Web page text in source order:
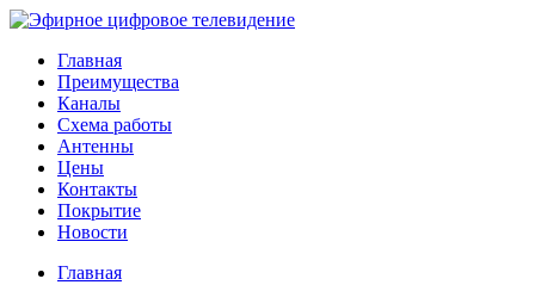
Главная
Преимущества
Каналы
Схема работы
Антенны
Цены
Контакты
Покрытие
Новости
Главная